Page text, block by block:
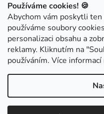
Používáme cookies! 🍪
Abychom vám poskytli ten
používáme soubory
personalizaci obsahu a
reklamy. Kliknutím na
používáním. Více
Způsoby platby: